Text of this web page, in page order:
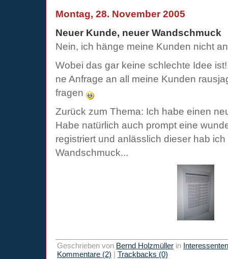
Montag, 28. November 2005
Neuer Kunde, neuer Wandschmuck
Nein, ich hänge meine Kunden nicht
Wobei das gar keine schlechte Idee
ne Anfrage an all meine Kunden
fragen
Zurück zum Thema: Ich habe einen
Habe natürlich auch prompt eine
registriert und anlässlich dieser hab
Wandschmuck...
Geschrieben von Bernd Holzmüller in
Kommentare (2) | Trackbacks (0)